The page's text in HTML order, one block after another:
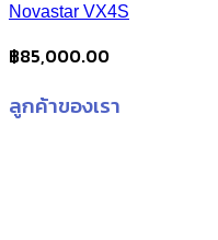
Novastar VX4S
฿85,000.00
ลูกค้าของเรา